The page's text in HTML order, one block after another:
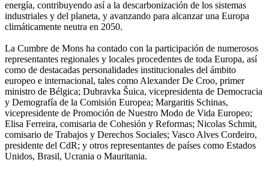
energía, contribuyendo así a la descarbonización de los sistemas
industriales y del planeta, y avanzando para alcanzar una Europa
climáticamente neutra en 2050.
La Cumbre de Mons ha contado con la participación de numerosos
representantes regionales y locales procedentes de toda Europa, así
como de destacadas personalidades institucionales del ámbito
europeo e internacional, tales como Alexander De Croo, primer
ministro de Bélgica; Dubravka Šuica, vicepresidenta de Democracia
y Demografía de la Comisión Europea; Margaritis Schinas,
vicepresidente de Promoción de Nuestro Modo de Vida Europeo;
Elisa Ferreira, comisaria de Cohesión y Reformas; Nicolas Schmit,
comisario de Trabajos y Derechos Sociales; Vasco Alves Cordeiro,
presidente del CdR; y otros representantes de países como Estados
Unidos, Brasil, Ucrania o Mauritania.